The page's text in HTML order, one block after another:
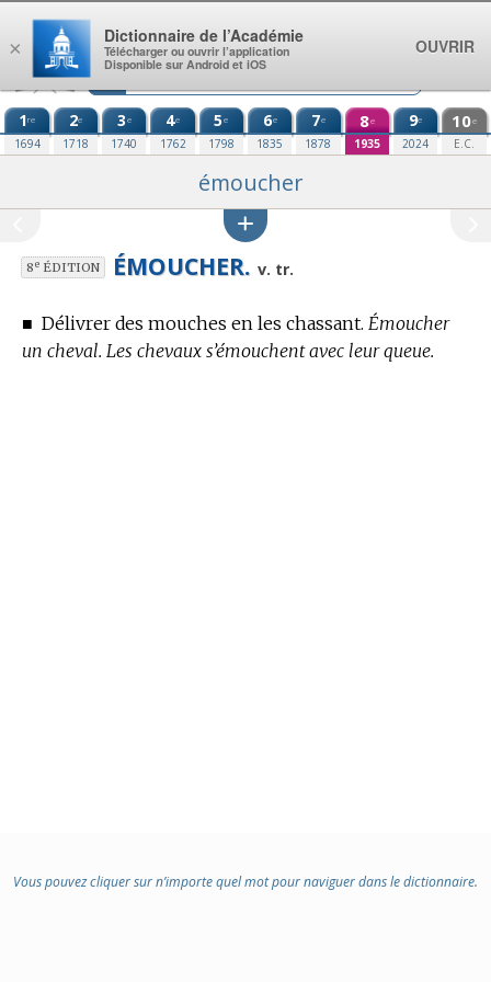
Aller au contenu
1re
1694
2e
1718
3e
1740
4e
1762
5e
1798
6e
1835
7e
1878
8e
1935
9e
2024
10e
E.C.
émoucher
8eÉDITION ÉMOUCHER. v. tr.
■ Délivrer des mouches en les chassant. Émoucher
un cheval. Les chevaux s’émouchent avec leur queue.
Vous pouvez cliquer sur n’importe quel mot pour naviguer dans le dictionnaire.
×
Dictionnaire de l’Académie
Télécharger ou ouvrir l’application
Disponible sur Android et iOS
OUVRIR